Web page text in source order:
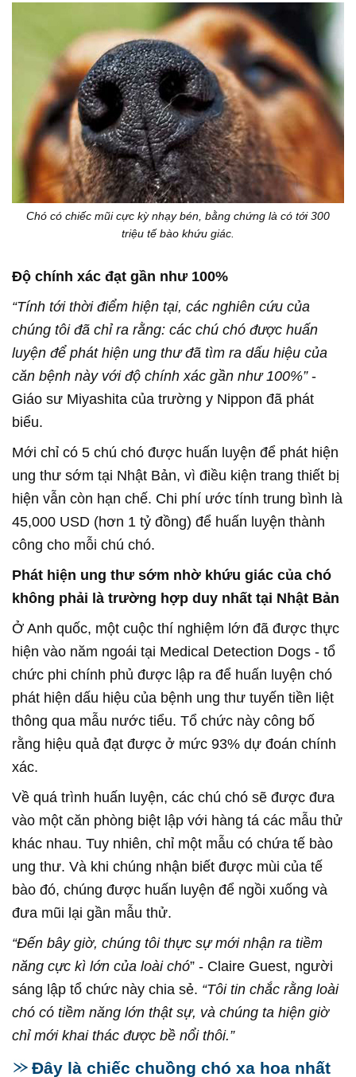
Chó có chiếc mũi cực kỳ nhạy bén, bằng chứng là có tới 300
triệu tế bào khứu giác.
Độ chính xác đạt gần như 100%
“Tính tới thời điểm hiện tại, các nghiên cứu của
chúng tôi đã chỉ ra rằng: các chú chó được huấn
luyện để phát hiện ung thư đã tìm ra dấu hiệu của
căn bệnh này với độ chính xác gần như 100%”-
Giáo sư Miyashita của trường y Nippon đã phát
biểu.
Mới chỉ có 5 chú chó được huấn luyện để phát hiện
ung thư sớm tại Nhật Bản, vì điều kiện trang thiết bị
hiện vẫn còn hạn chế. Chi phí ước tính trung bình là
45,000 USD (hơn 1 tỷ đồng) để huấn luyện thành
công cho mỗi chú chó.
Phát hiện ung thư sớm nhờ khứu giác của chó
không phải là trường hợp duy nhất tại Nhật Bản
Ở Anh quốc, một cuộc thí nghiệm lớn đã được thực
hiện vào năm ngoái tại Medical Detection Dogs - tổ
chức phi chính phủ được lập ra để huấn luyện chó
phát hiện dấu hiệu của bệnh ung thư tuyến tiền liệt
thông qua mẫu nước tiểu. Tổ chức này công bố
rằng hiệu quả đạt được ở mức 93% dự đoán chính
xác.
Về quá trình huấn luyện, các chú chó sẽ được đưa
vào một căn phòng biệt lập với hàng tá các mẫu thử
khác nhau. Tuy nhiên, chỉ một mẫu có chứa tế bào
ung thư. Và khi chúng nhận biết được mùi của tế
bào đó, chúng được huấn luyện để ngồi xuống và
đưa mũi lại gần mẫu thử.
“Đến bây giờ, chúng tôi thực sự mới nhận ra tiềm
năng cực kì lớn của loài chó” - Claire Guest, người
sáng lập tổ chức này chia sẻ. “Tôi tin chắc rằng loài
chó có tiềm năng lớn thật sự, và chúng ta hiện giờ
chỉ mới khai thác được bề nổi thôi.”
Đây là chiếc chuồng chó xa hoa nhất